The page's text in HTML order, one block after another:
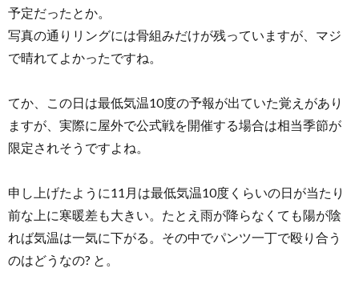
予定だったとか。
写真の通りリングには骨組みだけが残っていますが、マジ
で晴れてよかったですね。
てか、この日は最低気温10度の予報が出ていた覚えがあり
ますが、実際に屋外で公式戦を開催する場合は相当季節が
限定されそうですよね。
申し上げたように11月は最低気温10度くらいの日が当たり
前な上に寒暖差も大きい。たとえ雨が降らなくても陽が陰
れば気温は一気に下がる。その中でパンツ一丁で殴り合う
のはどうなの? と。